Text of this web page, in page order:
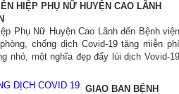
HIỆP PHỤ NỮ HUYỆN CAO LÃNH
Phụ Nữ Huyện Cao Lãnh đến Bệnh viện
chống dịch Covid-19 tặng miễn phí
nhỏ, một nghĩa đẹp đẩy lùi dịch Vovid-19
GIAO BAN BỆNH